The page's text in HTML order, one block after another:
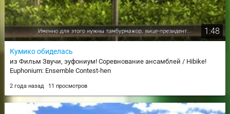
1:48
Кумико обиделась
из Фильм Звучи, эуфониум! Соревнование ансамблей / Hibike!
Euphonium: Ensemble Contest-hen
2 года назад 11 просмотров